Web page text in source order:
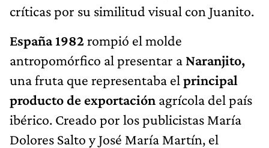
críticas por su similitud visual con Juanito.
España 1982rompió el molde
antropomórfico al presentar a Naranjito,
una fruta que representaba el principal
producto de exportación agrícola del país
ibérico. Creado por los publicistas María
Dolores Salto y José María Martín, el